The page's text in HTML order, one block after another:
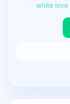
white love